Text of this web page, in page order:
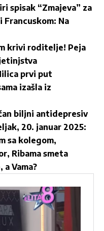
spisak “Zmajeva” za
Francuskom: Na
krivi roditelje! Peja
prvi put
izašla iz
biljni antidepresiv
20. januar 2025:
sa kolegom,
Ribama smeta
Vama?